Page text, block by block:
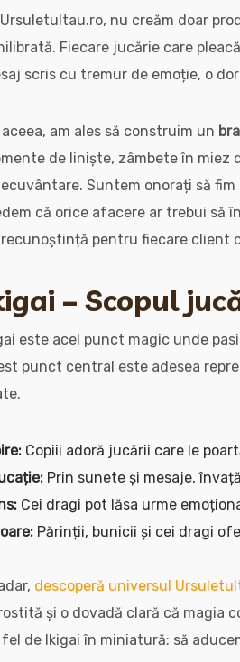
nu creăm doar
Fiecare jucărie care
scris cu tremur de emoție, o
aceea, am ales să construim un
de liniște, zâmbete în miez
Suntem onorați să
că orice afacere ar trebui să
pentru fiecare client
– Scopul
este acel punct magic unde
punct central este adesea
Copiii adoră jucării care le
Prin sunete și mesaje,
Cei dragi pot lăsa urme
Părinții, bunicii și cei dragi
descoperă universul
și o dovadă clară că magia
de Ikigai în miniatură: să